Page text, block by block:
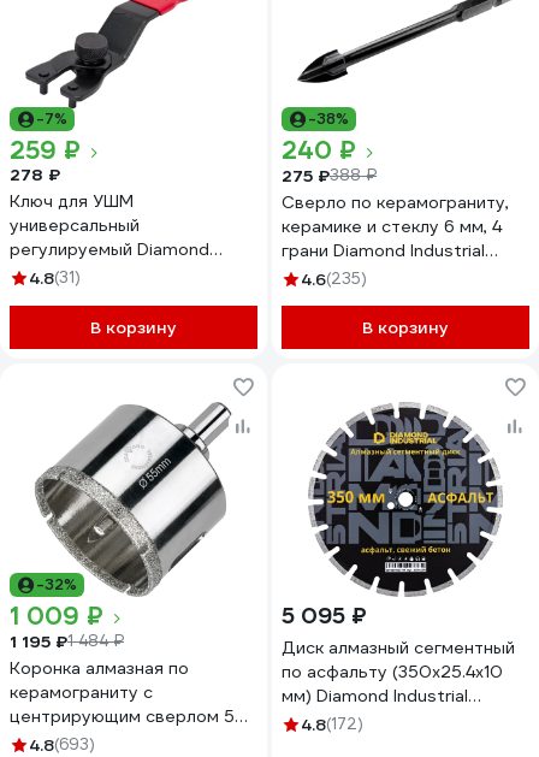
-7%
259 ₽
278 ₽
Ключ для УШМ
универсальный
регулируемый Diamond
Industrial DIDKLUNI
4.8(31)
В корзину
-38%
240 ₽
275 ₽388 ₽
Сверло по керамограниту,
керамике и стеклу 6 мм, 4
грани Diamond Industrial
DIDSK006
4.6(235)
В корзину
-32%
1 009 ₽
1 195 ₽1 484 ₽
Коронка алмазная по
керамограниту с
центрирующим сверлом 55
мм Diamond Industrial
4.8(693)
5 095 ₽
Диск алмазный сегментный
по асфальту (350х25.4х10
мм) Diamond Industrial
DIDA350
4.8(172)